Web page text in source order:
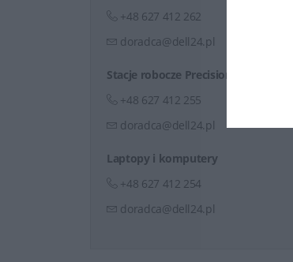
+48 627 412 262
doradca@dell24.pl
Stacje robocze Precision
+48 627 412 255
doradca@dell24.pl
Laptopy i komputery
+48 627 412 254
doradca@dell24.pl